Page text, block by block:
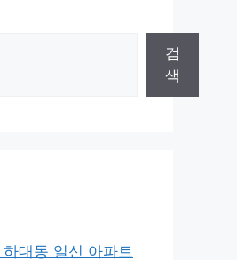
검
색
대동 일신 아파트